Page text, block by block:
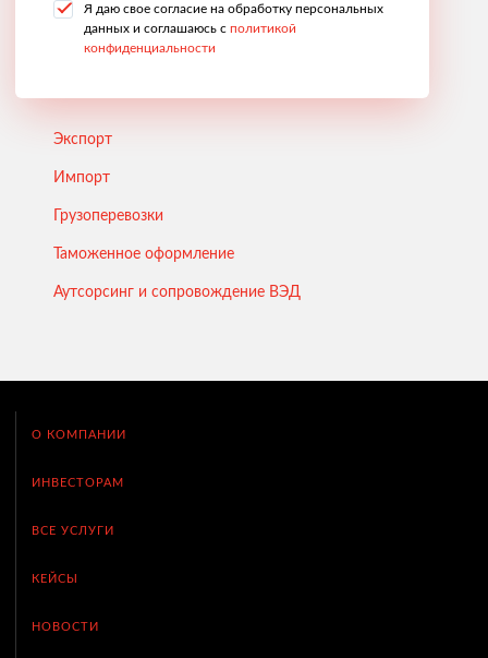
Я даю свое согласие на обработку персональных
данных и соглашаюсь с политикой
конфиденциальности
Экспорт
Импорт
Грузоперевозки
Таможенное оформление
Аутсорсинг и сопровождение ВЭД
О КОМПАНИИ
ИНВЕСТОРАМ
ВСЕ УСЛУГИ
КЕЙСЫ
НОВОСТИ